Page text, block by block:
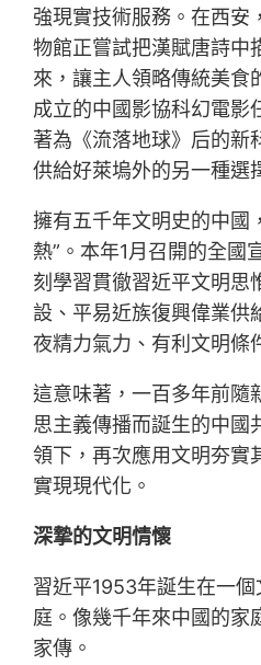
強現實技術服務。在西安
物館正嘗試把漢賦唐詩中
來，讓主人領略傳統美食
成立的中國影協科幻電影
著為《流落地球》后的新
供給好萊塢外的另一種選
擁有五千年文明史的中國
熱”。本年1月召開的全國
刻學習貫徹習近平文明思
設、平易近族復興偉業供
夜精力氣力、有利文明條
這意味著，一百多年前隨
思主義傳播而誕生的中國
領下，再次應用文明夯實
實現現代化。
深摯的文明情懷
習近平1953年誕生在一
庭。像幾千年來中國的家
家傳。